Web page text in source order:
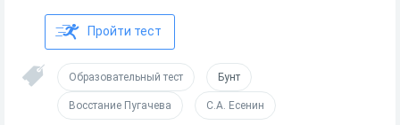
Пройти тест
Образовательный тест Бунт
Восстание Пугачева С.А. Есенин